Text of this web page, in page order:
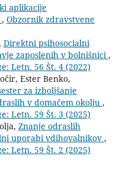
aplikacije
, Obzornik zdravstvene
Direktni psihosocialni
zaposlenih v bolnišnici,
Letn. 56 Št. 4 (2022)
Ester Benko,
za izboljšanje
v domačem okolju ,
Letn. 59 Št. 3 (2025)
Znanje odraslih
uporabi vdihovalnikov ,
Letn. 59 Št. 2 (2025)